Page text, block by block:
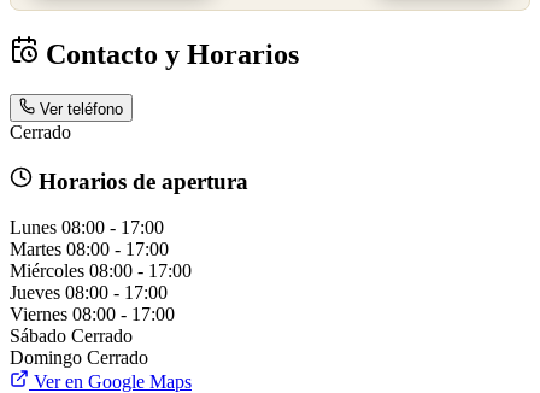
Contacto y Horarios
Ver teléfono
Cerrado
Horarios de apertura
Lunes 08:00 - 17:00
Martes 08:00 - 17:00
Miércoles 08:00 - 17:00
Jueves 08:00 - 17:00
Viernes 08:00 - 17:00
Sábado Cerrado
Domingo Cerrado
Ver en Google Maps